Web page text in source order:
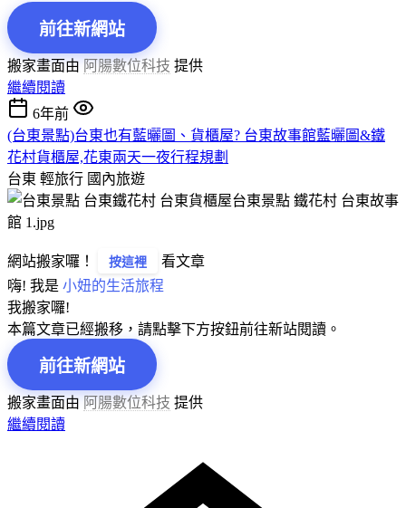
前往新網站
搬家畫面由 阿腸數位科技 提供
繼續閱讀
6年前
(台東景點)台東也有藍曬圖、貨櫃屋? 台東故事館藍曬圖&鐵
花村貨櫃屋,花東兩天一夜行程規劃
台東 輕旅行 國內旅遊
網站搬家囉！ 按這裡
看文章
嗨! 我是 小妞的生活旅程
我搬家囉!
本篇文章已經搬移，請點擊下方按鈕前往新站閱讀。
前往新網站
搬家畫面由 阿腸數位科技 提供
繼續閱讀